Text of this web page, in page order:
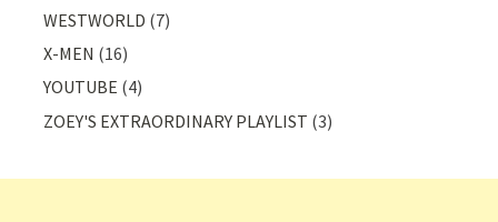
WESTWORLD (7)
X-MEN (16)
YOUTUBE (4)
ZOEY'S EXTRAORDINARY PLAYLIST (3)